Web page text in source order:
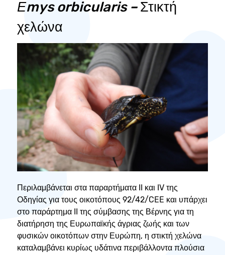
Εmys orbicularis –Στικτή
χελώνα
Περιλαμβάνεται στα παραρτήματα II και IV της
Οδηγίας για τους οικοτόπους 92/42/CEE και υπάρχει
στο παράρτημα II της σύμβασης της Βέρνης για τη
διατήρηση της Ευρωπαϊκής άγριας ζωής και των
φυσικών οικοτόπων στην Ευρώπη, η στικτή χελώνα
καταλαμβάνει κυρίως υδάτινα περιβάλλοντα πλούσια